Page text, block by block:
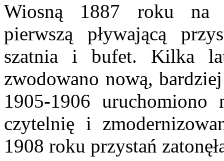
Wiosną 1887 roku na
pierwszą pływającą
szatnia i bufet. Kilka
zwodowano nową,
1905-1906 uruchomiono
czytelnię i
1908 roku przystań